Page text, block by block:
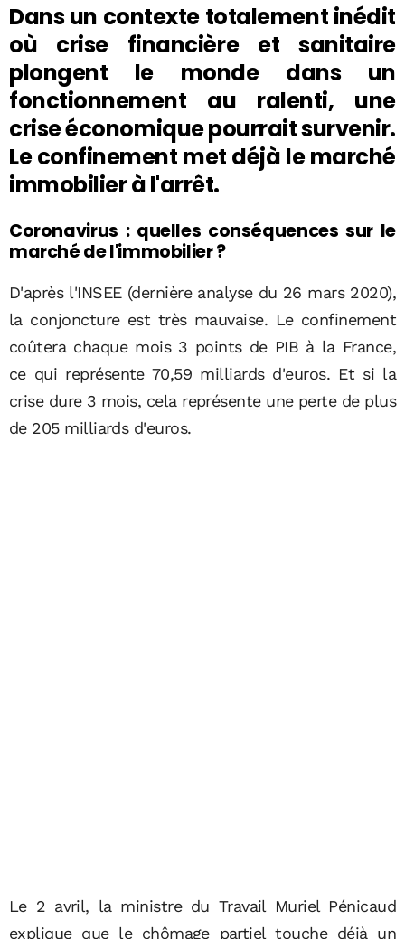
Dans un contexte totalement inédit
où crise financière et sanitaire
plongent le monde dans un
fonctionnement au ralenti, une
crise économique pourrait survenir.
Le confinement met déjà le marché
immobilier à l'arrêt.
Coronavirus : quelles conséquences sur le
marché de l'immobilier ?
D'après l'INSEE (dernière analyse du 26 mars 2020),
la conjoncture est très mauvaise. Le confinement
coûtera chaque mois 3 points de PIB à la France,
ce qui représente 70,59 milliards d'euros. Et si la
crise dure 3 mois, cela représente une perte de plus
de 205 milliards d'euros.
Le 2 avril, la ministre du Travail Muriel Pénicaud
explique que le chômage partiel touche déjà un